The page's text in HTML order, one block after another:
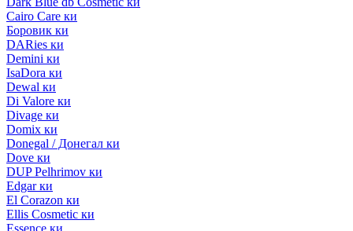
Cairo Care ки
Боровик ки
DARies ки
Demini ки
IsaDora ки
Dewal ки
Di Valore ки
Divage ки
Domix ки
Donegal / Донегал ки
Dove ки
DUP Pelhrimov ки
Edgar ки
El Corazon ки
Ellis Cosmetic ки
Essence ки